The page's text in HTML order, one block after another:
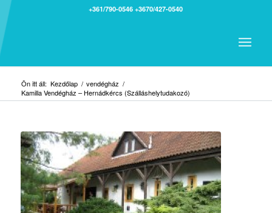
+361/790-0546 +3670/427-0540
Ön itt áll: Kezdőlap / vendégház /
Kamilla Vendégház – Hernádkércs (Szálláshelytudakozó)